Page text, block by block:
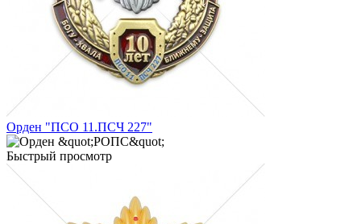
Орден "ПСО 11.ПСЧ 227"
Быстрый просмотр